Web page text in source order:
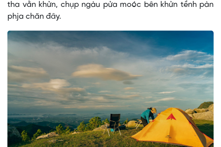
tha vằn khửn, chụp ngàu pửa moóc bên khửn tềnh pàn
phja chăn đây.